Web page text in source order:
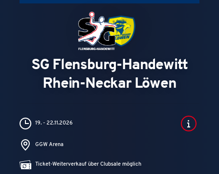
SG Flensburg-Handewitt
Rhein-Neckar Löwen
19. - 22.11.2026
GGW Arena
Ticket-Weiterverkauf über Clubsale möglich